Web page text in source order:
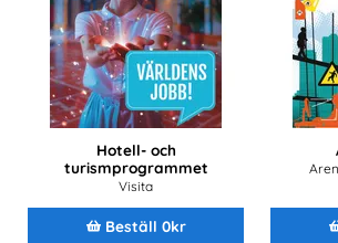
Hotell- och
turismprogrammet
Visita
Beställ 0kr